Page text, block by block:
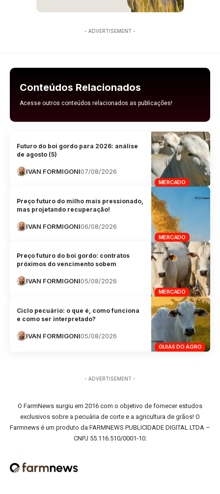
- ADVERTISEMENT -
Conteúdos Relacionados
Acesse outros conteúdos relacionados as publicações!
MERCADO
Futuro do boi gordo para 2026: análise
de agosto (5)
IVAN FORMIGONI07/08/2026
MERCADO
Preço futuro do milho mais pressionado,
mas projetando recuperação!
IVAN FORMIGONI06/08/2026
MERCADO
Preço futuro do boi gordo: contratos
próximos do vencimento sobem
IVAN FORMIGONI05/08/2026
GUIAS DO AGRO
Ciclo pecuário: o que é, como funciona
e como ser interpretado?
IVAN FORMIGONI05/08/2026
- ADVERTISEMENT -
O FarmNews surgiu em 2016 com o objetivo de fornecer estudos
exclusivos sobre a pecuária de corte e a agricultura de grãos! O
Farmnews é um produto da FARMNEWS PUBLICIDADE DIGITAL LTDA –
CNPJ 55.116.510/0001-10.